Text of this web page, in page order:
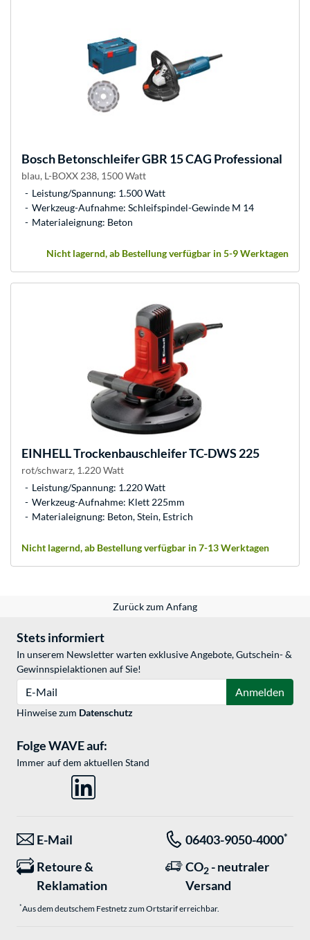
BoschBetonschleifer GBR 15 CAG Professional
blau, L-BOXX 238, 1500 Watt
Leistung/Spannung: 1.500 Watt
Werkzeug-Aufnahme: Schleifspindel-Gewinde M 14
Materialeignung: Beton
Nicht lagernd, ab Bestellung verfügbar in 5-9 Werktagen
EINHELLTrockenbauschleifer TC-DWS 225
rot/schwarz, 1.220 Watt
Leistung/Spannung: 1.220 Watt
Werkzeug-Aufnahme: Klett 225mm
Materialeignung: Beton, Stein, Estrich
Nicht lagernd, ab Bestellung verfügbar in 7-13 Werktagen
Zurück zum Anfang
Stets informiert
In unserem Newsletter warten exklusive Angebote, Gutschein- &
Gewinnspielaktionen auf Sie!
Anmelden
Hinweise zum Datenschutz
Folge WAVE auf:
Immer auf dem aktuellen Stand
E-Mail 06403-9050-4000*
Retoure &
Reklamation
CO2 - neutraler
Versand
*Aus dem deutschem Festnetz zum Ortstarif erreichbar.